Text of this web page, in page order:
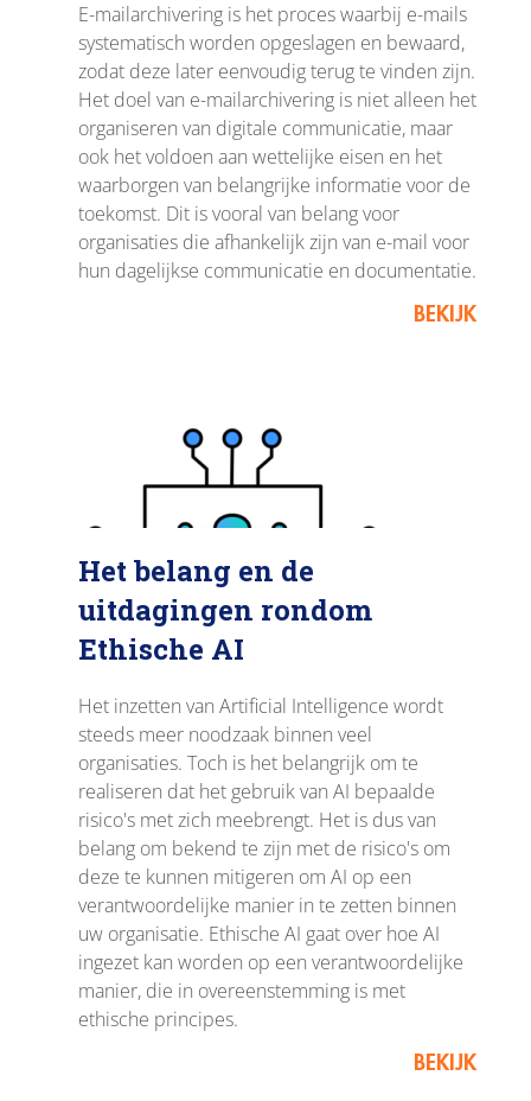
E-mailarchivering is het proces waarbij e-mails
systematisch worden opgeslagen en bewaard,
zodat deze later eenvoudig terug te vinden zijn.
Het doel van e-mailarchivering is niet alleen het
organiseren van digitale communicatie, maar
ook het voldoen aan wettelijke eisen en het
waarborgen van belangrijke informatie voor de
toekomst. Dit is vooral van belang voor
organisaties die afhankelijk zijn van e-mail voor
hun dagelijkse communicatie en documentatie.
BEKIJK
Het belang en de
uitdagingen rondom
Ethische AI
Het inzetten van Artificial Intelligence wordt
steeds meer noodzaak binnen veel
organisaties. Toch is het belangrijk om te
realiseren dat het gebruik van AI bepaalde
risico's met zich meebrengt. Het is dus van
belang om bekend te zijn met de risico's om
deze te kunnen mitigeren om AI op een
verantwoordelijke manier in te zetten binnen
uw organisatie. Ethische AI gaat over hoe AI
ingezet kan worden op een verantwoordelijke
manier, die in overeenstemming is met
ethische principes.
BEKIJK